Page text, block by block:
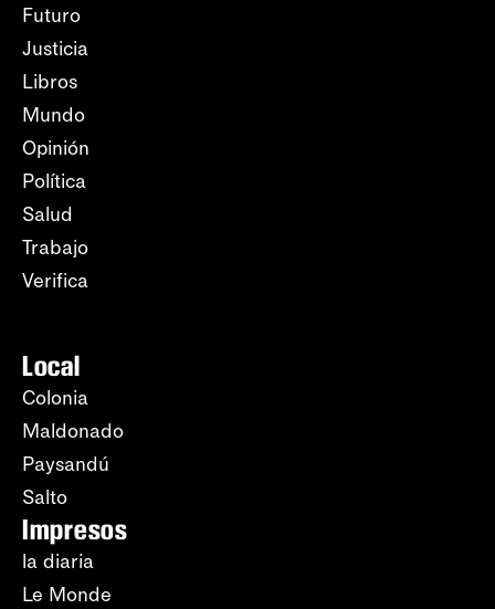
Futuro
Justicia
Libros
Mundo
Opinión
Política
Salud
Trabajo
Verifica
Local
Colonia
Maldonado
Paysandú
Salto
Impresos
la diaria
Le Monde